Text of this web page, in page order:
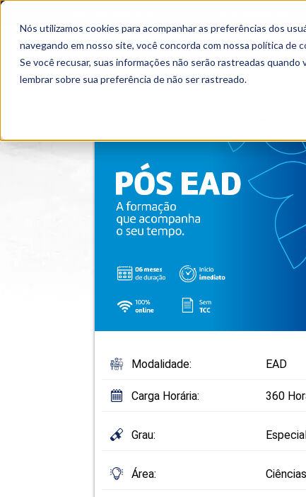
Nós utilizamos cookies para acompanhar as preferências dos
navegando em nosso site, você concorda com nossa política de
Se você recusar, suas informações não serão rastreadas
lembrar sobre sua preferência de não ser rastreado.
SEMIPRESENCIAL PRESENCIAL
Modalidade: EAD
Carga Horária: 360
Grau:
Área: